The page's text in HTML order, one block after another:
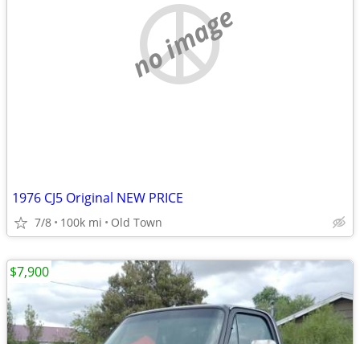
no image
1976 CJ5 Original NEW PRICE
7/8 100k mi Old Town
$7,900